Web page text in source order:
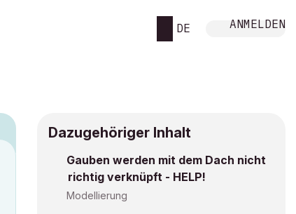
DE ANMELDEN
Dazugehöriger Inhalt
Gauben werden mit dem Dach nicht
richtig verknüpft - HELP!
Modellierung